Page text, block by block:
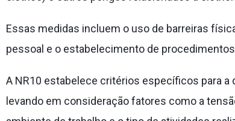
Essas medidas incluem o uso de barreiras
pessoal e o estabelecimento de
A NR10 estabelece critérios específicos para
levando em consideração fatores como a